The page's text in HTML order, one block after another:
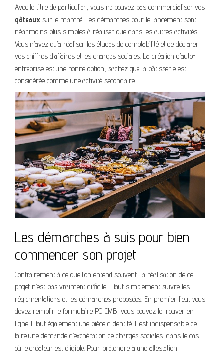
Avec le titre de particulier, vous ne pouvez pas commercialiser vos
gâteaux sur le marché. Les démarches pour le lancement sont
néanmoins plus simples à réaliser que dans les autres activités.
Vous n’avez qu’à réaliser les études de comptabilité et de déclarer
vos chiffres d’affaires et les charges sociales. La création d’auto-
entreprise est une bonne option, sachez que la pâtisserie est
considérée comme une activité secondaire.
Les démarches à suis pour bien
commencer son projet
Contrairement à ce que l’on entend souvent, la réalisation de ce
projet n’est pas vraiment difficile. Il faut simplement suivre les
réglementations et les démarches proposées. En premier lieu, vous
devez remplir le formulaire PO CMB, vous pouvez le trouver en
ligne. Il faut également une pièce d’identité. Il est indispensable de
faire une demande d’exonération de charges sociales, dans le cas
où le créateur est éligible. Pour prétendre à une attestation